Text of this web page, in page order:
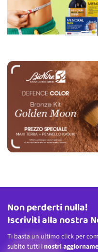
Indirizzo email
Non perderti nulla!
Iscriviti alla nostra
Ti basta un ultimo click per
subito tutti i nostri